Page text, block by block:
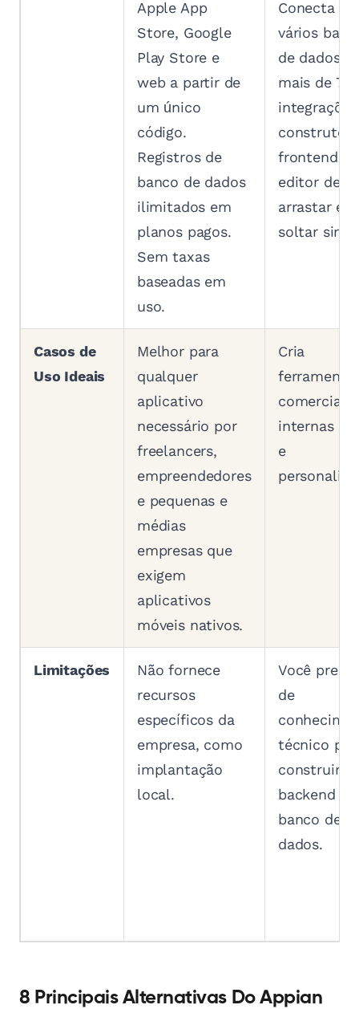
Apple App
Store, Google
Play Store e
web a partir de
um único
código.
Registros de
banco de dados
ilimitados em
planos pagos.
Sem taxas
baseadas em
uso.
Conecta
vários
de dados e
mais de 70
construtor
frontend é
editor de
arrastar e
soltar
Casos de
Uso Ideais
Melhor para
qualquer
aplicativo
necessário por
freelancers,
empreendedores
e pequenas e
médias
empresas que
exigem
aplicativos
móveis nativos.
Cria
comerciais
internas
e
Limitações
Não fornece
recursos
específicos da
empresa, como
implantação
local.
Você
de
técnico
construir
backend e
banco de
dados.
8 Principais Alternativas Do Appian